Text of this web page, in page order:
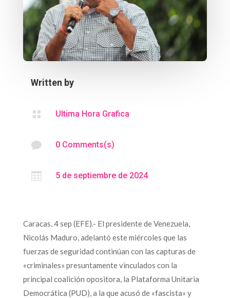
Written by
 Ultima Hora Grafica
 0 Comments(s)
 5 de septiembre de 2024
Caracas, 4 sep (EFE).- El presidente de Venezuela,
Nicolás Maduro, adelantó este miércoles que las
fuerzas de seguridad continúan con las capturas de
«criminales» presuntamente vinculados con la
principal coalición opositora, la Plataforma Unitaria
Democrática (PUD), a la que acusó de «fascista» y